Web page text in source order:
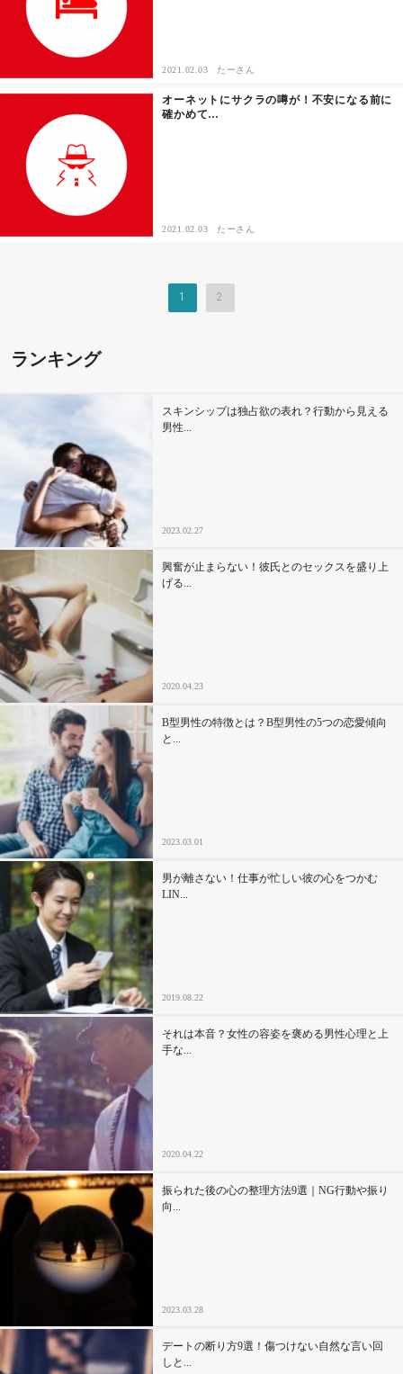
2021.02.03 たーさん
オーネットにサクラの噂が！不安になる前に
確かめて…
2021.02.03 たーさん
1 2
ランキング
スキンシップは独占欲の表れ？行動から見える
男性...
2023.02.27
興奮が止まらない！彼氏とのセックスを盛り上
げる...
2020.04.23
B型男性の特徴とは？B型男性の5つの恋愛傾向
と...
2023.03.01
男が離さない！仕事が忙しい彼の心をつかむ
LIN...
2019.08.22
それは本音？女性の容姿を褒める男性心理と上
手な...
2020.04.22
振られた後の心の整理方法9選｜NG行動や振り
向...
2023.03.28
デートの断り方9選！傷つけない自然な言い回
しと...